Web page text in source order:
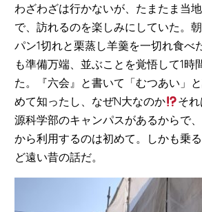
わざわざは行かないが、たまたま当
で、訪れるのを楽しみにしていた。
パン1切れと栗蒸し羊羹を一切れ食べ
も準備万端、並ぶことを覚悟して1時
た。『六会』と書いて「むつあい」
めて知ったし、なぜN大なのか
そ
源科学部のキャンパスがあるからで
から利用するのは初めて。しかも乗
ど遠い昔の話だ。